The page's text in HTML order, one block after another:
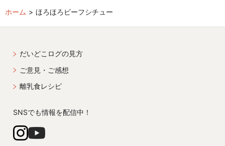
ホーム ほろほろビーフシチュー
だいどこログの見方
ご意見・ご感想
離乳食レシピ
SNSでも情報を配信中！